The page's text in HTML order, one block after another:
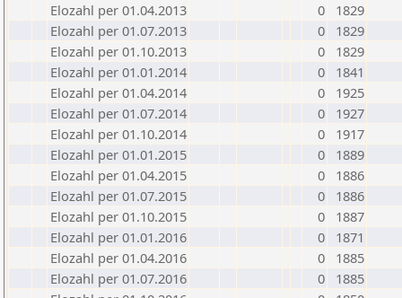
Elozahl per 01.04.2013
0
1829
Elozahl per 01.07.2013
0
1829
Elozahl per 01.10.2013
0
1829
Elozahl per 01.01.2014
0
1841
Elozahl per 01.04.2014
0
1925
Elozahl per 01.07.2014
0
1927
Elozahl per 01.10.2014
0
1917
Elozahl per 01.01.2015
0
1889
Elozahl per 01.04.2015
0
1886
Elozahl per 01.07.2015
0
1886
Elozahl per 01.10.2015
0
1887
Elozahl per 01.01.2016
0
1871
Elozahl per 01.04.2016
0
1885
Elozahl per 01.07.2016
0
1885